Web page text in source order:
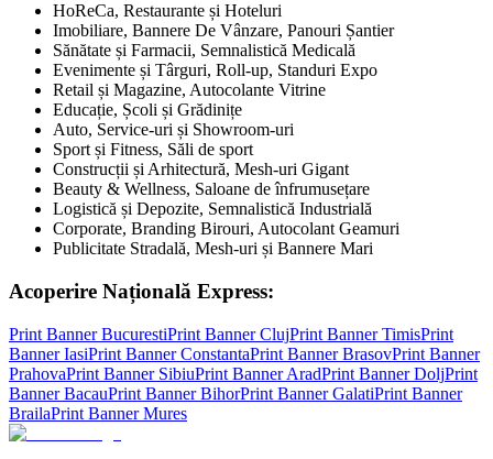
HoReCa, Restaurante și Hoteluri
Imobiliare, Bannere De Vânzare, Panouri Șantier
Sănătate și Farmacii, Semnalistică Medicală
Evenimente și Târguri, Roll-up, Standuri Expo
Retail și Magazine, Autocolante Vitrine
Educație, Școli și Grădinițe
Auto, Service-uri și Showroom-uri
Sport și Fitness, Săli de sport
Construcții și Arhitectură, Mesh-uri Gigant
Beauty & Wellness, Saloane de înfrumusețare
Logistică și Depozite, Semnalistică Industrială
Corporate, Branding Birouri, Autocolant Geamuri
Publicitate Stradală, Mesh-uri și Bannere Mari
Acoperire Națională Express:
Print BannerBucurestiPrint BannerClujPrint BannerTimisPrint
BannerIasiPrint BannerConstantaPrint BannerBrasovPrint Banner
PrahovaPrint Banner SibiuPrint BannerAradPrint BannerDoljPrint
BannerBacauPrint BannerBihorPrint BannerGalatiPrint Banner
BrailaPrint BannerMures